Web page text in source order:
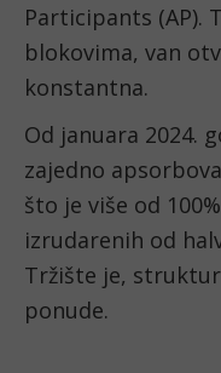
Participants (AP).
blokovima, van
konstantna.
Od januara 2024.
zajedno
što je više od
izrudarenih od
Tržište je,
ponude.